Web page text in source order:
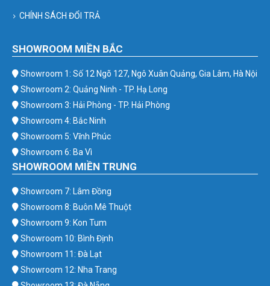
CHÍNH SÁCH ĐỔI TRẢ
SHOWROOM MIỀN BẮC
Showroom 1: Số 12 Ngõ 127, Ngô Xuân Quảng, Gia Lâm, Hà Nội
Showroom 2: Quảng Ninh - TP. Hạ Long
Showroom 3: Hải Phòng - TP. Hải Phòng
Showroom 4: Bắc Ninh
Showroom 5: Vĩnh Phúc
Showroom 6: Ba Vì
SHOWROOM MIỀN TRUNG
Showroom 7: Lâm Đồng
Showroom 8: Buôn Mê Thuột
Showroom 9: Kon Tum
Showroom 10: Bình Định
Showroom 11: Đà Lạt
Showroom 12: Nha Trang